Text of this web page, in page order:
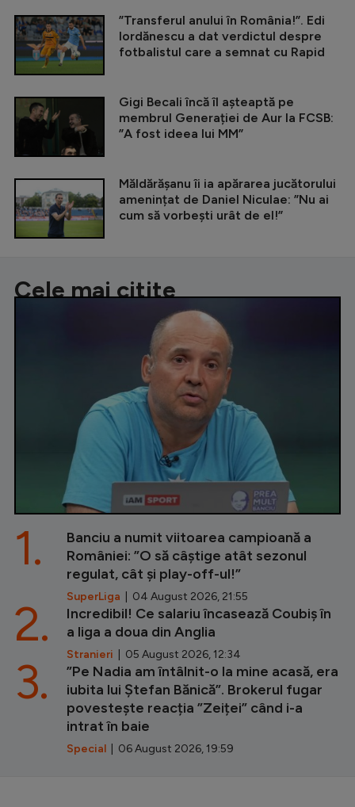
”Transferul anului în România!”. Edi
Iordănescu a dat verdictul despre
fotbalistul care a semnat cu Rapid
Gigi Becali încă îl așteaptă pe
membrul Generației de Aur la FCSB:
”A fost ideea lui MM”
Măldărășanu îi ia apărarea jucătorului
amenințat de Daniel Niculae: ”Nu ai
cum să vorbești urât de el!”
Cele mai citite
Banciu a numit viitoarea campioană a
României: ”O să câștige atât sezonul
regulat, cât și play-off-ul!”
SuperLiga | 04 August 2026, 21:55
1.
Incredibil! Ce salariu încasează Coubiș în
a liga a doua din Anglia
Stranieri | 05 August 2026, 12:34
2.
”Pe Nadia am întâlnit-o la mine acasă, era
iubita lui Ștefan Bănică”. Brokerul fugar
povestește reacția ”Zeiței” când i-a
intrat în baie
Special | 06 August 2026, 19:59
3.